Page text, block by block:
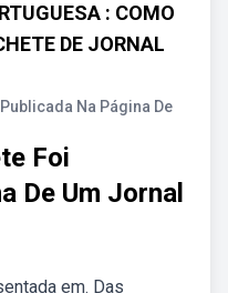
: COMO
DE JORNAL
Na Página De
Foi
De Um Jornal
em. Das